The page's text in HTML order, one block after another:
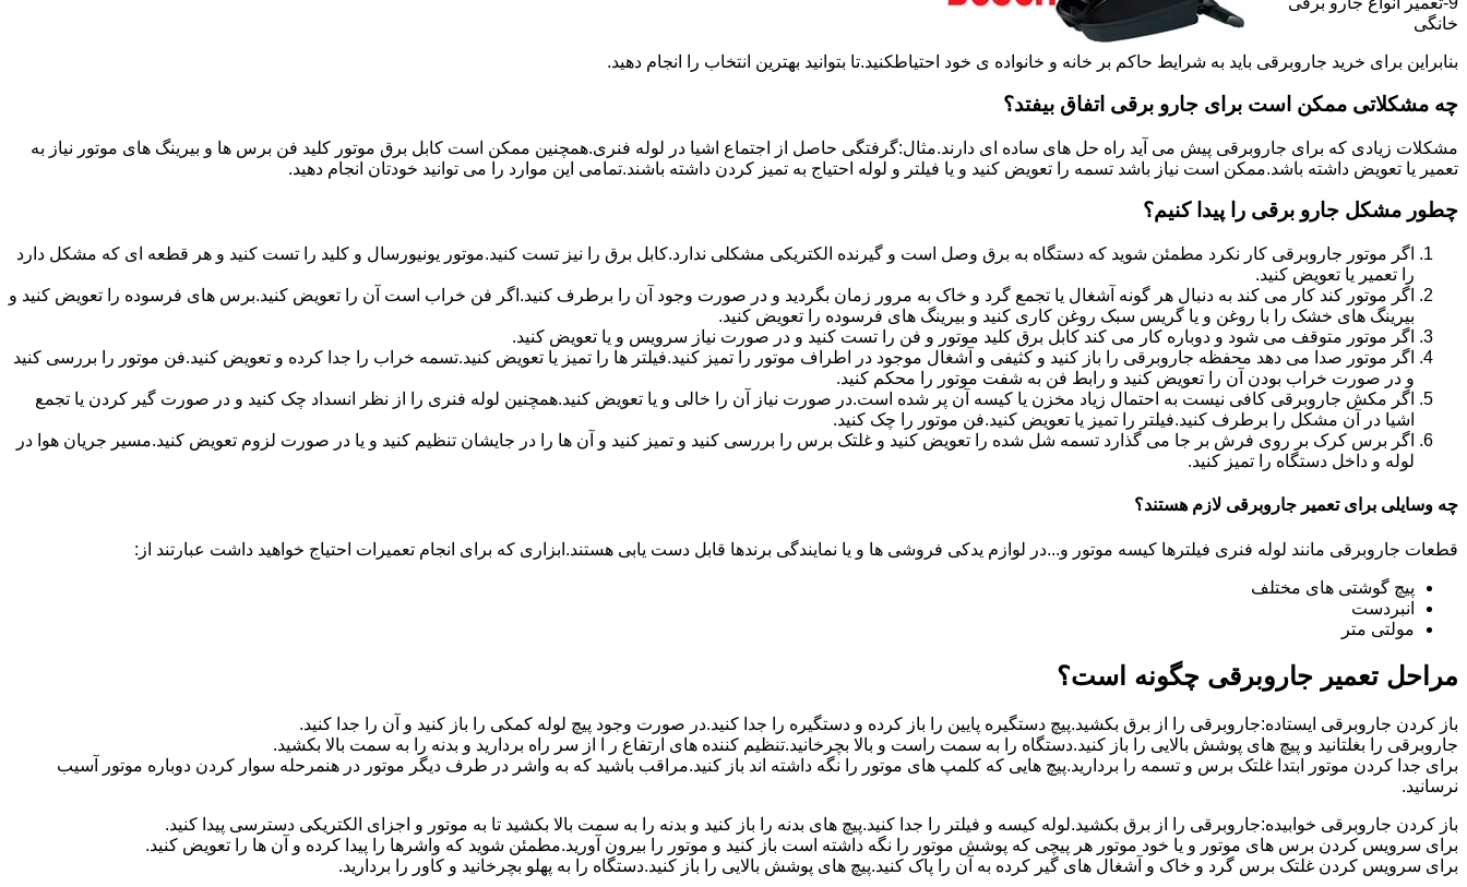
خانگی
بنابراین برای خرید جاروبرقی باید به شرایط حاکم بر خانه و خانواده ی خود احتیاطکنید.تا بتوانید بهترین انتخاب را انجام دهید.
چه مشکلاتی ممکن است برای جارو برقی اتفاق بیفتد؟
مشکلات زیادی که برای جاروبرقی پیش می آید راه حل های ساده ای دارند.مثال:گرفتگی حاصل از اجتماع اشیا در لوله فنری.همچنین ممکن است کابل برق موتور کلید فن برس ها و بیرینگ های موتور نیاز به
تعمیر یا تعویض داشته باشد.ممکن است نیاز باشد تسمه را تعویض کنید و یا فیلتر و لوله احتیاج به تمیز کردن داشته باشند.تمامی این موارد را می توانید خودتان انجام دهید.
چطور مشکل جارو برقی را پیدا کنیم؟
اگر موتور جاروبرقی کار نکرد مطمئن شوید که دستگاه به برق وصل است و گیرنده الکتریکی مشکلی ندارد.کابل برق را نیز تست کنید.موتور یونیورسال و کلید را تست کنید و هر قطعه ای که مشکل دارد
را تعمیر یا تعویض کنید.
اگر موتور کند کار می کند به دنبال هر گونه آشغال یا تجمع گرد و خاک به مرور زمان بگردید و در صورت وجود آن را برطرف کنید.اگر فن خراب است آن را تعویض کنید.برس های فرسوده را تعویض کنید و
بیرینگ های خشک را با روغن و یا گریس سبک روغن کاری کنید و بیرینگ های فرسوده را تعویض کنید.
اگر موتور متوقف می شود و دوباره کار می کند کابل برق کلید موتور و فن را تست کنید و در صورت نیاز سرویس و یا تعویض کنید.
اگر موتور صدا می دهد محفظه جاروبرقی را باز کنید و کثیفی و آشغال موجود در اطراف موتور را تمیز کنید.فیلتر ها را تمیز یا تعویض کنید.تسمه خراب را جدا کرده و تعویض کنید.فن موتور را بررسی کنید
و در صورت خراب بودن آن را تعویض کنید و رابط فن به شفت موتور را محکم کنید.
اگر مکش جاروبرقی کافی نیست به احتمال زیاد مخزن یا کیسه آن پر شده است.در صورت نیاز آن را خالی و یا تعویض کنید.همچنین لوله فنری را از نظر انسداد چک کنید و در صورت گیر کردن یا تجمع
اشیا در آن مشکل را برطرف کنید.فیلتر را تمیز یا تعویض کنید.فن موتور را چک کنید.
اگر برس کرک بر روی فرش بر جا می گذارد تسمه شل شده را تعویض کنید و غلتک برس را بررسی کنید و تمیز کنید و آن ها را در جایشان تنظیم کنید و یا در صورت لزوم تعویض کنید.مسیر جریان هوا در
لوله و داخل دستگاه را تمیز کنید.
چه وسایلی برای تعمیر جاروبرقی لازم هستند؟
قطعات جاروبرقی مانند لوله فنری فیلترها کیسه موتور و...در لوازم یدکی فروشی ها و یا نمایندگی برندها قابل دست یابی هستند.ابزاری که برای انجام تعمیرات احتیاج خواهید داشت عبارتند از:
پیچ گوشتی های مختلف
انبردست
مولتی متر
مراحل تعمیر جاروبرقی چگونه است؟
باز کردن جاروبرقی ایستاده:جاروبرقی را از برق بکشید.پیچ دستگیره پایین را باز کرده و دستگیره را جدا کنید.در صورت وجود پیچ لوله کمکی را باز کنید و آن را جدا کنید.
جاروبرقی را بغلتانید و پیچ های پوشش بالایی را باز کنید.دستگاه را به سمت راست و بالا بچرخانید.تنظیم کننده های ارتفاع ر ا از سر راه بردارید و بدنه را به سمت بالا بکشید.
برای جدا کردن موتور ابتدا غلتک برس و تسمه را بردارید.پیچ هایی که کلمپ های موتور را نگه داشته اند باز کنید.مراقب باشید که به واشر در طرف دیگر موتور در هنمرحله سوار کردن دوباره موتور آسیب
نرسانید.
باز کردن جاروبرقی خوابیده:جاروبرقی را از برق بکشید.لوله کیسه و فیلتر را جدا کنید.پیچ های بدنه را باز کنید و بدنه را به سمت بالا بکشید تا به موتور و اجزای الکتریکی دسترسی پیدا کنید.
برای سرویس کردن برس های موتور و یا خود موتور هر پیچی که پوشش موتور را نگه داشته است باز کنید و موتور را بیرون آورید.مطمئن شوید که واشرها را پیدا کرده و آن ها را تعویض کنید.
برای سرویس کردن غلتک برس گرد و خاک و آشغال های گیر کرده به آن را پاک کنید.پیچ های پوشش بالایی را باز کنید.دستگاه را به پهلو بچرخانید و کاور را بردارید.